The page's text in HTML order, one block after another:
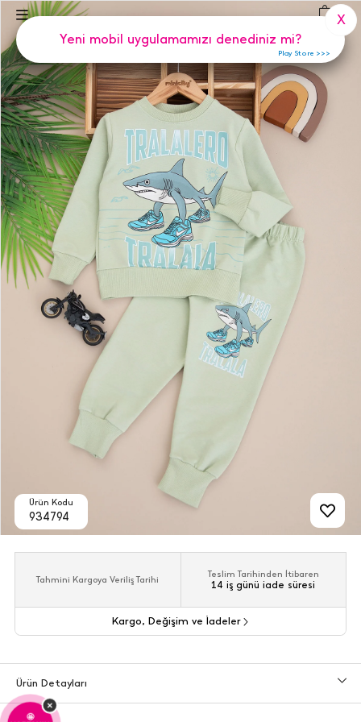
0 )
Ürün Kodu
934794
Tahmini Kargoya Veriliş Tarihi Teslim Tarihinden İtibaren
14 iş günü iade süresi
Kargo, Değişim ve İadeler
Ürün Detayları
🤩
×
Yeni mobil uygulamamızı denediniz mi?
X
Play Store >>>